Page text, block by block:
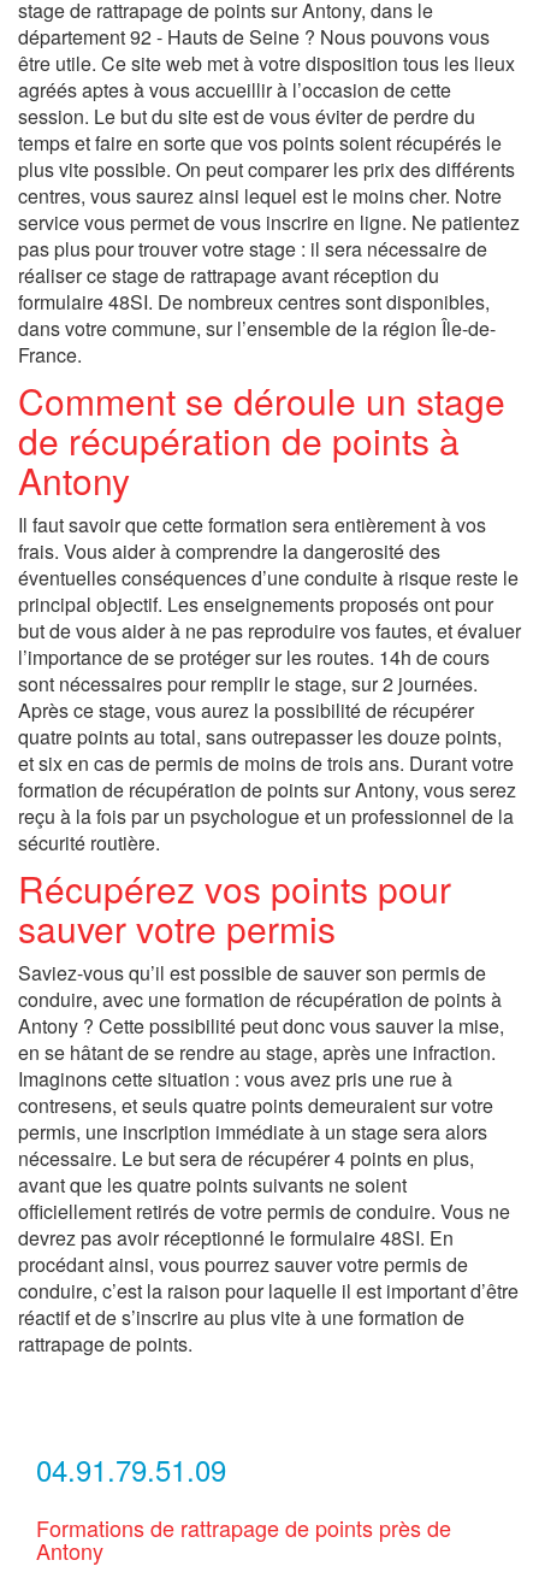
stage de rattrapage de points sur Antony, dans le
département 92 - Hauts de Seine ? Nous pouvons vous
être utile. Ce site web met à votre disposition tous les lieux
agréés aptes à vous accueillir à l’occasion de cette
session. Le but du site est de vous éviter de perdre du
temps et faire en sorte que vos points soient récupérés le
plus vite possible. On peut comparer les prix des différents
centres, vous saurez ainsi lequel est le moins cher. Notre
service vous permet de vous inscrire en ligne. Ne patientez
pas plus pour trouver votre stage : il sera nécessaire de
réaliser ce stage de rattrapage avant réception du
formulaire 48SI. De nombreux centres sont disponibles,
dans votre commune, sur l’ensemble de la région Île-de-
France.
Comment se déroule un stage
de récupération de points à
Antony
Il faut savoir que cette formation sera entièrement à vos
frais. Vous aider à comprendre la dangerosité des
éventuelles conséquences d’une conduite à risque reste le
principal objectif. Les enseignements proposés ont pour
but de vous aider à ne pas reproduire vos fautes, et évaluer
l’importance de se protéger sur les routes. 14h de cours
sont nécessaires pour remplir le stage, sur 2 journées.
Après ce stage, vous aurez la possibilité de récupérer
quatre points au total, sans outrepasser les douze points,
et six en cas de permis de moins de trois ans. Durant votre
formation de récupération de points sur Antony, vous serez
reçu à la fois par un psychologue et un professionnel de la
sécurité routière.
Récupérez vos points pour
sauver votre permis
Saviez-vous qu’il est possible de sauver son permis de
conduire, avec une formation de récupération de points à
Antony ? Cette possibilité peut donc vous sauver la mise,
en se hâtant de se rendre au stage, après une infraction.
Imaginons cette situation : vous avez pris une rue à
contresens, et seuls quatre points demeuraient sur votre
permis, une inscription immédiate à un stage sera alors
nécessaire. Le but sera de récupérer 4 points en plus,
avant que les quatre points suivants ne soient
officiellement retirés de votre permis de conduire. Vous ne
devrez pas avoir réceptionné le formulaire 48SI. En
procédant ainsi, vous pourrez sauver votre permis de
conduire, c’est la raison pour laquelle il est important d’être
réactif et de s’inscrire au plus vite à une formation de
rattrapage de points.
04.91.79.51.09
Formations de rattrapage de points près de
Antony